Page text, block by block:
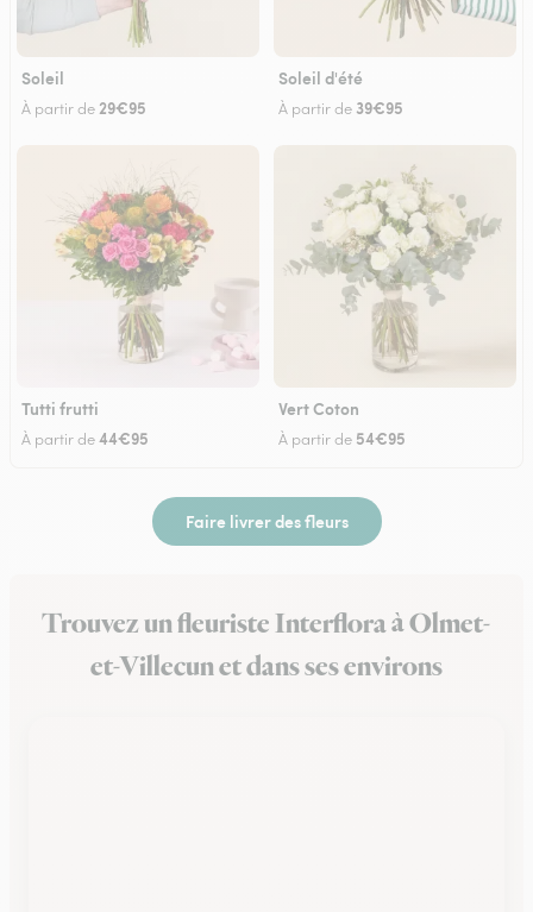
Soleil
À partir de29€95
Soleil d'été
À partir de 39€95
Tutti frutti
À partir de44€95
Vert Coton
À partir de 54€95
Faire livrer des fleurs
Trouvez un fleuriste Interflora à Olmet-
et-Villecun et dans ses environs